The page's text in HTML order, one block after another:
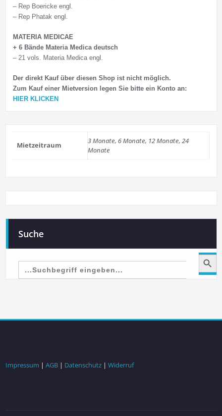
– Rep Boericke engl.
– Rep Phatak engl.
MATERIA MEDICAE
+ 6 Bände Materia Medica deutsch
– 21 vols. Materia Medica engl.
Der direkt Kauf über diesen Shop ist nicht möglich.
Zum Kauf einer Mietversion legen Sie bitte ein Konto an:
HIER KLICKEN
Mietzeitraum
3 Monate, 6 Monate, 12 Monate, 24
Monate
Suche
Search
for:
Search Button
Impressum | AGB| Datenschutz| Widerruf